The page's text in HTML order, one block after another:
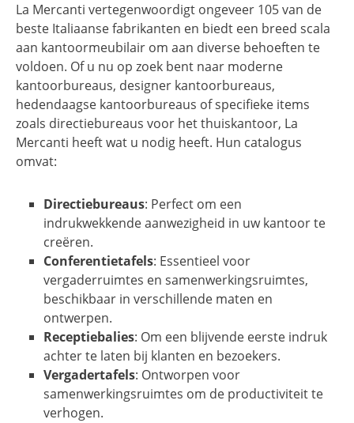
La Mercanti vertegenwoordigt ongeveer 105 van de
beste Italiaanse fabrikanten en biedt een breed scala
aan kantoormeubilair om aan diverse behoeften te
voldoen. Of u nu op zoek bent naar moderne
kantoorbureaus, designer kantoorbureaus,
hedendaagse kantoorbureaus of specifieke items
zoals directiebureaus voor het thuiskantoor, La
Mercanti heeft wat u nodig heeft. Hun catalogus
omvat:
Directiebureaus: Perfect om een
indrukwekkende aanwezigheid in uw kantoor te
creëren.
Conferentietafels: Essentieel voor
vergaderruimtes en samenwerkingsruimtes,
beschikbaar in verschillende maten en
ontwerpen.
Receptiebalies: Om een blijvende eerste indruk
achter te laten bij klanten en bezoekers.
Vergadertafels: Ontworpen voor
samenwerkingsruimtes om de productiviteit te
verhogen.